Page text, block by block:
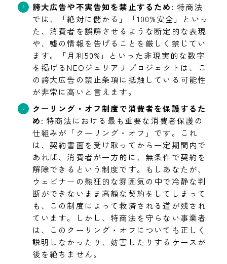
誇大広告や不実告知を禁止するため: 特商法
では、「絶対に儲かる」「100%安全」といっ
た、消費者を誤解させるような断定的な表現
や、嘘の情報を告げることを厳しく禁じてい
ます。「月利50%」といった非現実的な数字
を掲げるNEOジュリアナプロジェクトは、こ
の誇大広告の禁止条項に抵触している可能性
が非常に高いと言えます。
クーリング・オフ制度で消費者を保護するた
め: 特商法における最も重要な消費者保護の
仕組みが「クーリング・オフ」です。これ
は、契約書面を受け取ってから一定期間内で
あれば、消費者が一方的に、無条件で契約を
解除できるという制度です。もしあなたが、
ウェビナーの熱狂的な雰囲気の中で冷静な判
断ができないまま高額な契約をしてしまって
も、この制度によって救済される道が残され
ています。しかし、特商法を守らない事業者
は、このクーリング・オフについても正しく
説明しなかったり、妨害したりするケースが
後を絶ちません。